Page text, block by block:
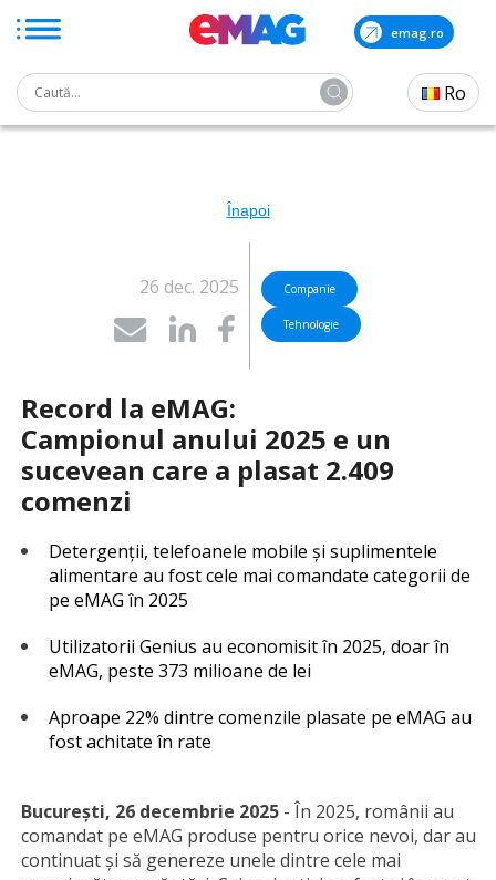
Skip
emag.ro
Search
for:
Ro
Înapoi
26 dec. 2025 Companie
Tehnologie
Record la eMAG:
Campionul anului 2025 e un
sucevean care a plasat 2.409
comenzi
Detergenții, telefoanele mobile și suplimentele
alimentare au fost cele mai comandate categorii de
pe eMAG în 2025
Utilizatorii Genius au economisit în 2025, doar în
eMAG, peste 373 milioane de lei
Aproape 22% dintre comenzile plasate pe eMAG au
fost achitate în rate
București, 26 decembrie 2025 - În 2025, românii au
comandat pe eMAG produse pentru orice nevoi, dar au
continuat și să genereze unele dintre cele mai